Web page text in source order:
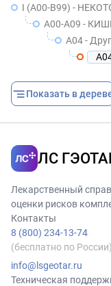
I (A00-B99) -
A00-A09 -
A04 -
Показать в
ЛС
Лекарственный
оценки рисков
Контакты
8 (800) 234-13-74
(бесплатно по России)
info@lsgeotar.ru
Техническая